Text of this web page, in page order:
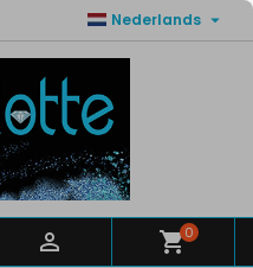
Nederlands 
 0
×
×
Maak een verlanglijst
×
in uw verlanglijst
Inloggen